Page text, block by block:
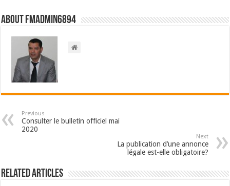
About FMadmin6894
Previous
Consulter le bulletin officiel mai
2020
Next
La publication d’une annonce
légale est-elle obligatoire?
Related Articles